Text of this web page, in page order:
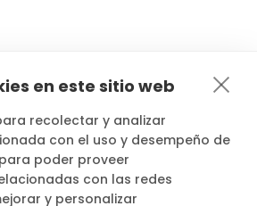
en este sitio web
recolectar y analizar
con el uso y desempeño de
poder proveer
con las redes
y personalizar
Inc. All rights reserved.
asegurados*